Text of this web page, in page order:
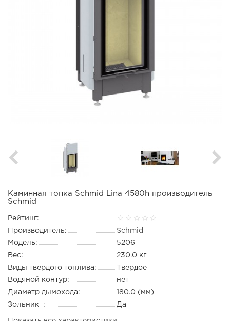
Каминная топка Schmid Lina 4580h производитель
Schmid
Рейтинг:
Производитель:
Schmid
Модель:
5206
Вес:
230.0 кг
Виды твердого топлива:
Твердое
Водяной контур:
нет
Диаметр дымохода:
180.0 (мм)
Зольник :
Да